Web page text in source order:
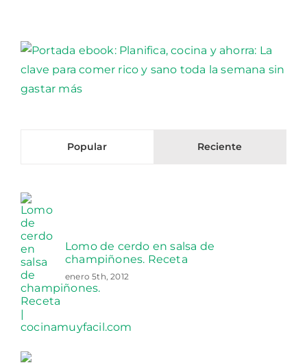
Popular Reciente
Lomo de cerdo en salsa de
champiñones. Receta
enero 5th, 2012